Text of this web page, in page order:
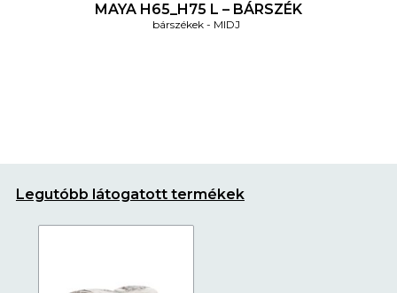
MAYA H65_H75 L – BÁRSZÉK
bárszékek MIDJ
Legutóbb látogatott termékek